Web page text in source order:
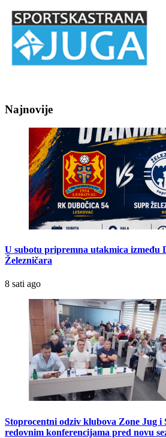
Najnovije
U subotu pripremna utakmica između
Železničara
8 sati ago
Stoprocentni odziv klubova Zone Jug i
redovnim konferencijama pred novu